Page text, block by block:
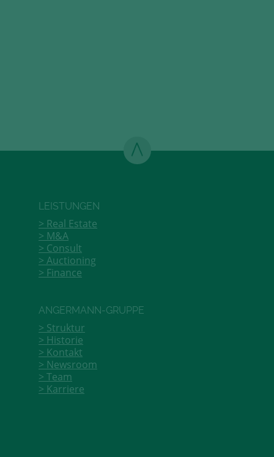
LEISTUNGEN
Real Estate
M&A
Consult
Auctioning
Finance
ANGERMANN-GRUPPE
Struktur
Historie
Kontakt
Newsroom
Team
Karriere